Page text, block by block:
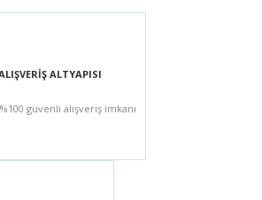
ALTYAPISI
güvenli alışveriş imkanı